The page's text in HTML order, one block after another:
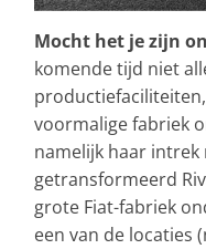
Mocht het je zijn
komende tijd niet
voormalige fabriek
namelijk haar
getransformeerd
grote Fiat-fabriek
een van de locaties